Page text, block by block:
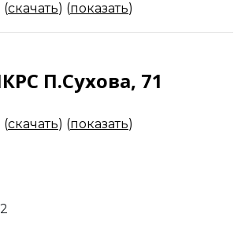
(скачать) (показать)
П.Сухова, 71
(скачать) (показать)